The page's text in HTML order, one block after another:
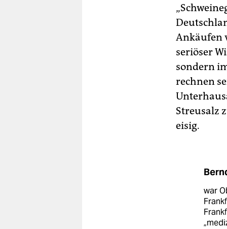
Ankäufen
seriöser
sondern
rechnen
Streusalz
eisig.
war